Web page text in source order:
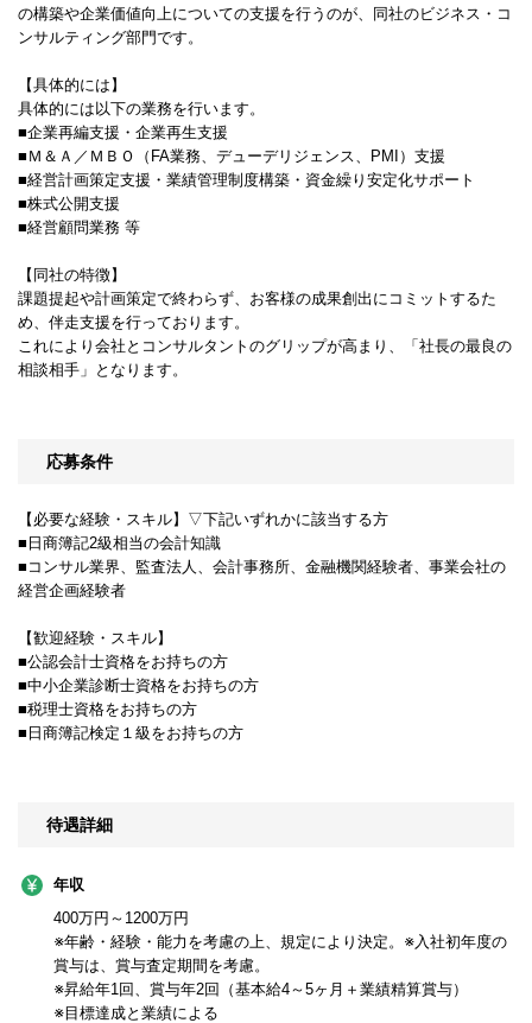
の構築や企業価値向上についての支援を行うのが、同社のビジネス・コ
ンサルティング部門です。
【具体的には】
具体的には以下の業務を行います。
■企業再編支援・企業再生支援
■Ｍ＆Ａ／ＭＢＯ（FA業務、デューデリジェンス、PMI）支援
■経営計画策定支援・業績管理制度構築・資金繰り安定化サポート
■株式公開支援
■経営顧問業務 等
【同社の特徴】
課題提起や計画策定で終わらず、お客様の成果創出にコミットするた
め、伴走支援を行っております。
これにより会社とコンサルタントのグリップが高まり、「社長の最良の
相談相手」となります。
応募条件
【必要な経験・スキル】▽下記いずれかに該当する方
■日商簿記2級相当の会計知識
■コンサル業界、監査法人、会計事務所、金融機関経験者、事業会社の
経営企画経験者
【歓迎経験・スキル】
■公認会計士資格をお持ちの方
■中小企業診断士資格をお持ちの方
■税理士資格をお持ちの方
■日商簿記検定１級をお持ちの方
待遇詳細
年収
400万円～1200万円
※年齢・経験・能力を考慮の上、規定により決定。※入社初年度の
賞与は、賞与査定期間を考慮。
※昇給年1回、賞与年2回（基本給4～5ヶ月＋業績精算賞与）
※目標達成と業績による